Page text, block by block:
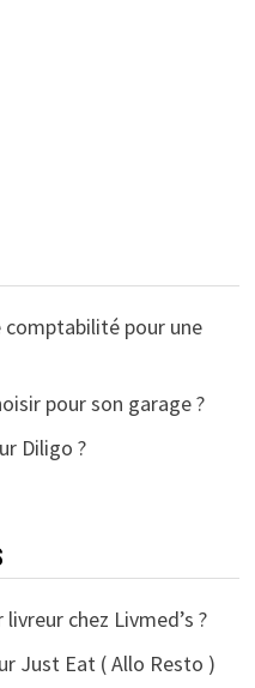
pour une
pour son garage ?
Diligo ?
chez Livmed’s ?
Just Eat ( Allo Resto )